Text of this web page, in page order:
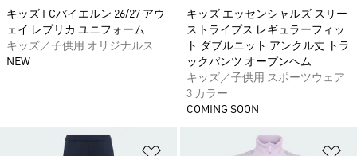
キッズ FCバイエルン 26/27 アウ
ェイ レプリカ ユニフォーム
キッズ／子供用 オリジナルス
NEW
キッズ エッセンシャルズ スリー
ストライプス レギュラーフィッ
ト ダブルニット アンクル丈 トラ
ックパンツ オープンヘム
キッズ／子供用 スポーツウェア
3 カラー
COMING SOON
ほしいものリストに追加